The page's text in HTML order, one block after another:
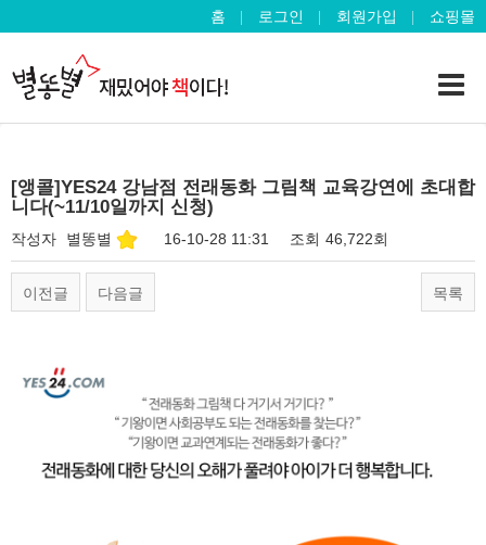
홈 로그인 회원가입 쇼핑몰
[앵콜]YES24 강남점 전래동화 그림책 교육강연에 초대합
니다(~11/10일까지 신청)
작성자 별똥별 16-10-28 11:31 조회 46,722회
이전글 다음글 목록